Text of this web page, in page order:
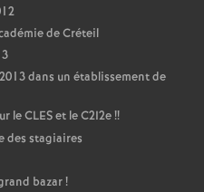
de Créteil
dans un établissement de
leCLESet le C2I2e!!
des stagiaires
bazar!